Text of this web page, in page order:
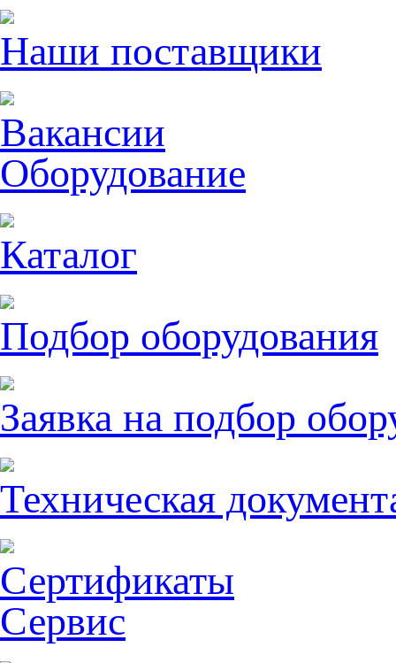
Наши поставщики
Вакансии
Оборудование
Каталог
Подбор оборудования
Заявка на подбор
Техническая
Сертификаты
Сервис